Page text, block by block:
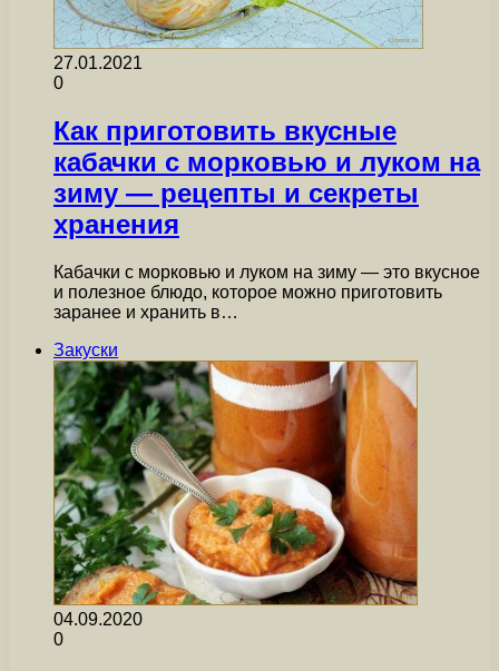
27.01.2021
0
Как приготовить вкусные
кабачки с морковью и луком на
зиму — рецепты и секреты
хранения
Кабачки с морковью и луком на зиму — это вкусное
и полезное блюдо, которое можно приготовить
заранее и хранить в…
Закуски
04.09.2020
0